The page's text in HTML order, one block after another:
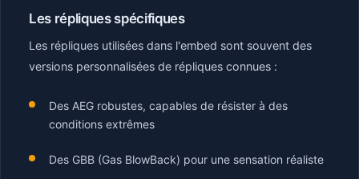
Les répliques spécifiques
Les répliques utilisées dans l'embed sont souvent des
versions personnalisées de répliques connues :
Des AEG robustes, capables de résister à des
conditions extrêmes
Des GBB (Gas BlowBack) pour une sensation réaliste